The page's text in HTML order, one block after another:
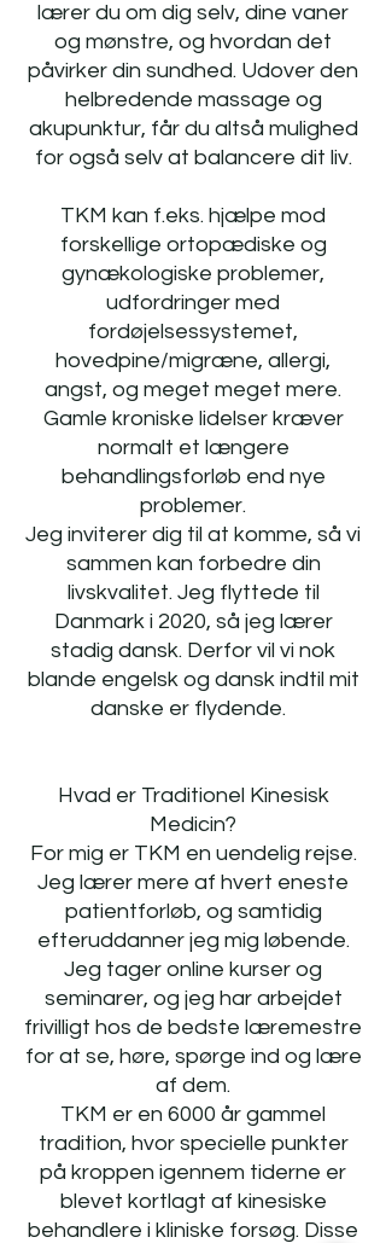
lærer du om dig selv, dine vaner
og mønstre, og hvordan det
påvirker din sundhed. Udover den
helbredende massage og
akupunktur, får du altså mulighed
for også selv at balancere dit liv.
TKM kan f.eks. hjælpe mod
forskellige ortopædiske og
gynækologiske problemer,
udfordringer med
fordøjelsessystemet,
hovedpine/migræne, allergi,
angst, og meget meget mere.
Gamle kroniske lidelser kræver
normalt et længere
behandlingsforløb end nye
problemer.
Jeg inviterer dig til at komme, så vi
sammen kan forbedre din
livskvalitet. Jeg flyttede til
Danmark i 2020, så jeg lærer
stadig dansk. Derfor vil vi nok
blande engelsk og dansk indtil mit
danske er flydende.
Hvad er Traditionel Kinesisk
Medicin?
For mig er TKM en uendelig rejse.
Jeg lærer mere af hvert eneste
patientforløb, og samtidig
efteruddanner jeg mig løbende.
Jeg tager online kurser og
seminarer, og jeg har arbejdet
frivilligt hos de bedste læremestre
for at se, høre, spørge ind og lære
af dem.
TKM er en 6000 år gammel
tradition, hvor specielle punkter
på kroppen igennem tiderne er
blevet kortlagt af kinesiske
behandlere i kliniske forsøg. Disse